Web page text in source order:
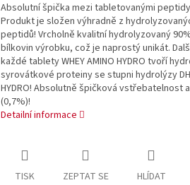
Absolutní špička mezi tabletovanými
Produkt je složen výhradně z
peptidů! Vrcholně kvalitní hydrolyzovaný
bílkovin výrobku, což je naprostý unikát.
každé tablety WHEY AMINO HYDRO tvoří
syrovátkové proteiny se stupni hydrolýzy DH
HYDRO! Absolutně špičková vstřebatelnost
(0,7%)!
Detailní informace
TISK ZEPTAT SE HLÍDAT